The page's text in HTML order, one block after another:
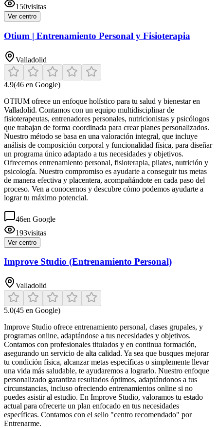
150visitas
Ver centro
Otium | Entrenamiento Personal y Fisioterapia
Valladolid
4.9(46 en Google)
OTIUM ofrece un enfoque holístico para tu salud y bienestar en
Valladolid. Contamos con un equipo multidisciplinar de
fisioterapeutas, entrenadores personales, nutricionistas y psicólogos
que trabajan de forma coordinada para crear planes personalizados.
Nuestro método se basa en una valoración integral, que incluye
análisis de composición corporal y funcionalidad física, para diseñar
un programa único adaptado a tus necesidades y objetivos.
Ofrecemos entrenamiento personal, fisioterapia, pilates, nutrición y
psicología. Nuestro compromiso es ayudarte a conseguir tus metas
de manera efectiva y placentera, acompañándote en cada paso del
proceso. Ven a conocernos y descubre cómo podemos ayudarte a
lograr tu máximo potencial.
46en Google
193visitas
Ver centro
Improve Studio (Entrenamiento Personal)
Valladolid
5.0(45 en Google)
Improve Studio ofrece entrenamiento personal, clases grupales, y
programas online, adaptándose a tus necesidades y objetivos.
Contamos con profesionales titulados y en continua formación,
asegurando un servicio de alta calidad. Ya sea que busques mejorar
tu condición física, alcanzar metas específicas o simplemente llevar
una vida más saludable, te ayudaremos a lograrlo. Nuestro enfoque
personalizado garantiza resultados óptimos, adaptándonos a tus
circunstancias, incluso ofreciendo entrenamientos online si no
puedes asistir al estudio. En Improve Studio, valoramos tu estado
actual para ofrecerte un plan enfocado en tus necesidades
específicas. Contamos con el sello "centro recomendado" por
Entrenarme.